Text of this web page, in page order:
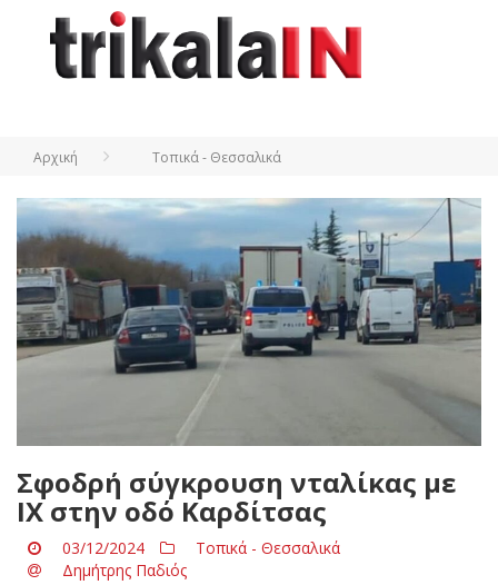
Αρχική Τοπικά - Θεσσαλικά
Σφοδρή σύγκρουση νταλίκας με
ΙΧ στην οδό Καρδίτσας
03/12/2024
Τοπικά - Θεσσαλικά
Δημήτρης Παδιός